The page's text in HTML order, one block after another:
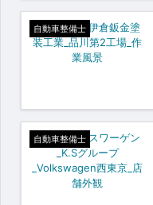
自動車整備士
自動車整備士